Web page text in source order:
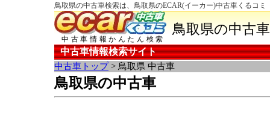
鳥取県の中古車検索は、鳥取県のECAR(イーカー)中古車くるコミ
中古車情報かんたん検索
鳥取県の中古車
中古車情報検索サイト
中古車トップ> 鳥取県 中古車
鳥取県の中古車